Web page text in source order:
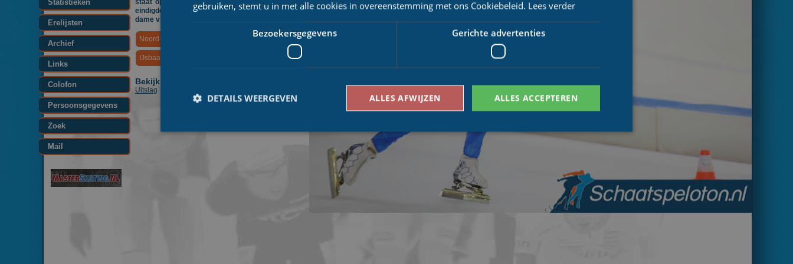
Statistieken
Erelijsten
Archief
Links
Colofon
Persoonsgegevens
Zoek
Mail
staat op Jorrit Extercatte. Op het tweede niveau
eindigde Lidia Tempert op plaats twee als beste
dame vlak voor Nienke Kleinsman die derde werd.
Noord-Oost Competitie Enschede
IJsbaan Twente
Bekijk ook:
Uitslag
gebruiken, stemt u in met alle cookies in overeenstemming met ons Cookiebeleid. Lees verder
Bezoekersgegevens Gerichte advertenties
ALLES ACCEPTEREN
ALLES AFWIJZEN
DETAILS WEERGEVEN
Bezoekersgegevens Gerichte advertenties
Prestatiecookies worden gebruikt om te zien hoe bezoekers de website gebruiken, bijv. analytische cookies. Deze cookies kunnen
niet worden gebruikt om een bepaalde bezoeker direct te identificeren.